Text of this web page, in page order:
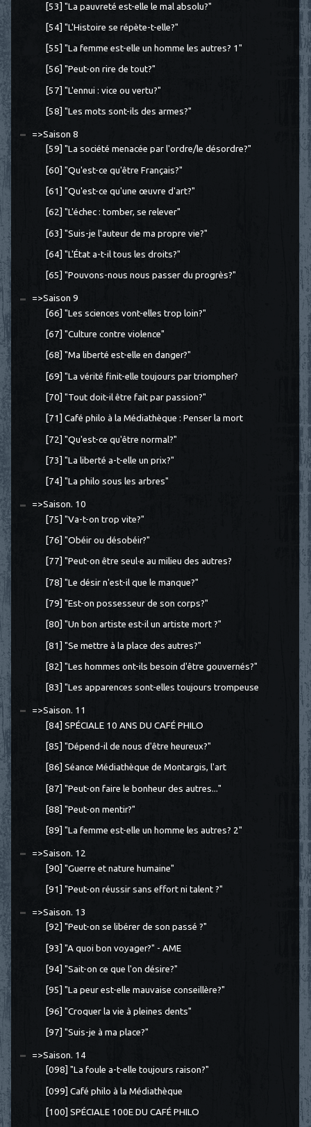
[53] "La pauvreté est-elle le mal absolu?"
[54] "L'Histoire se répète-t-elle?"
[55] "La femme est-elle un homme les autres? 1"
[56] "Peut-on rire de tout?"
[57] "L'ennui : vice ou vertu?"
[58] "Les mots sont-ils des armes?"
=>Saison 8
[59] "La société menacée par l'ordre/le désordre?"
[60] "Qu'est-ce qu'être Français?"
[61] "Qu'est-ce qu'une œuvre d'art?"
[62] "L'échec : tomber, se relever"
[63] "Suis-je l'auteur de ma propre vie?"
[64] "L'État a-t-il tous les droits?"
[65] "Pouvons-nous nous passer du progrès?"
=>Saison 9
[66] "Les sciences vont-elles trop loin?"
[67] "Culture contre violence"
[68] "Ma liberté est-elle en danger?"
[69] "La vérité finit-elle toujours par triompher?
[70] "Tout doit-il être fait par passion?"
[71] Café philo à la Médiathèque : Penser la mort
[72] "Qu'est-ce qu'être normal?"
[73] "La liberté a-t-elle un prix?"
[74] "La philo sous les arbres"
=>Saison. 10
[75] "Va-t-on trop vite?"
[76] "Obéir ou désobéir?"
[77] "Peut-on être seul·e au milieu des autres?
[78] "Le désir n'est-il que le manque?"
[79] "Est-on possesseur de son corps?"
[80] "Un bon artiste est-il un artiste mort ?"
[81] "Se mettre à la place des autres?"
[82] "Les hommes ont-ils besoin d'être gouvernés?"
[83] "Les apparences sont-elles toujours trompeuse
=>Saison. 11
[84] SPÉCIALE 10 ANS DU CAFÉ PHILO
[85] "Dépend-il de nous d'être heureux?"
[86] Séance Médiathèque de Montargis, l'art
[87] "Peut-on faire le bonheur des autres..."
[88] "Peut-on mentir?"
[89] "La femme est-elle un homme les autres? 2"
=>Saison. 12
[90] "Guerre et nature humaine"
[91] "Peut-on réussir sans effort ni talent ?"
=>Saison. 13
[92] "Peut-on se libérer de son passé ?"
[93] "A quoi bon voyager?" - AME
[94] "Sait-on ce que l'on désire?"
[95] "La peur est-elle mauvaise conseillère?"
[96] "Croquer la vie à pleines dents"
[97] "Suis-je à ma place?"
=>Saison. 14
[098] "La foule a-t-elle toujours raison?"
[099] Café philo à la Médiathèque
[100] SPÉCIALE 100E DU CAFÉ PHILO